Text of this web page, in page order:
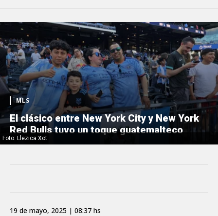
Foto: Llezica Xot
MLS
El clásico entre New York City y New York
Red Bulls tuvo un toque guatemalteco
19 de mayo, 2025 | 08:37 hs